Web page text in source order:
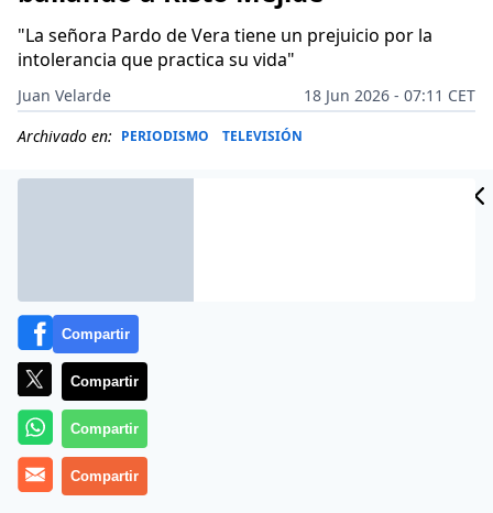
"La señora Pardo de Vera tiene un prejuicio por la
intolerancia que practica su vida"
Juan Velarde
18 Jun 2026 - 07:11 CET
Archivado en: PERIODISMO TELEVISIÓN
Más información
Compartir
Compartir
Compartir
Compartir